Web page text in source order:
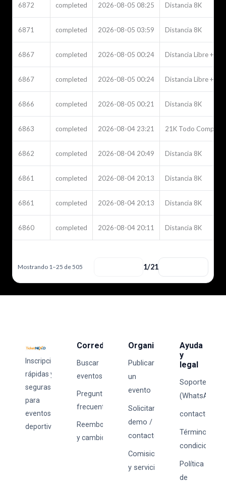
6872 completed 2026-08-05 08:25 Distancia 8K
6871 completed 2026-08-05 03:59 Distancia 8K
6867 completed 2026-08-05 00:24 Distancia Libre +
6867 completed 2026-08-05 00:24 Distancia Libre +
6866 completed 2026-08-05 00:21 Distancia 8K
6863 completed 2026-08-04 23:21 21K Todo
6862 completed 2026-08-04 20:49 Distancia 8K
6861 completed 2026-08-04 20:13 Distancia 8K
6861 completed 2026-08-04 20:13 Distancia 8K
6860 completed 2026-08-04 20:11 Distancia 8K
Mostrando 1–25 de 505 1/21
Inscripciones
rápidas y
seguras
para
eventos
deportivos.
Corredores
Buscar
eventos
Preguntas
frecuentes
Reembolsos
y cambios
Organizadores
Publicar
un
evento
Solicitar
demo /
contacto
Comisiones
y servicios
Ayuda
y
legal
Soporte
(WhatsApp)
Términos y
condiciones
Política
de